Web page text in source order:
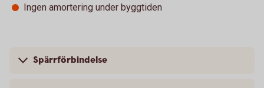
Ingen amortering under byggtiden
Spärrförbindelse